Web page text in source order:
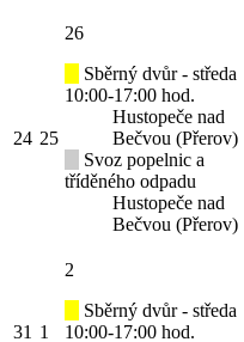
24 25
26
Sběrný dvůr - středa
10:00-17:00 hod.
Hustopeče nad
Bečvou (Přerov)
Svoz popelnic a
tříděného odpadu
Hustopeče nad
Bečvou (Přerov)
31 1
2
Sběrný dvůr - středa
10:00-17:00 hod.